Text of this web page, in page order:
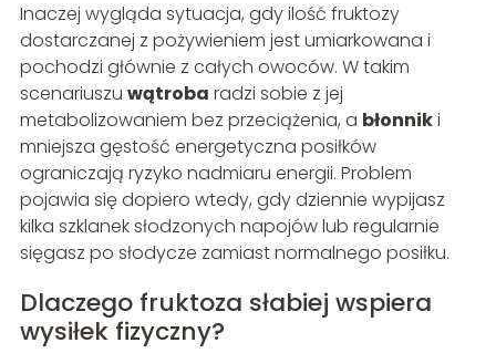
Inaczej wygląda sytuacja, gdy ilość fruktozy
dostarczanej z pożywieniem jest umiarkowana i
pochodzi głównie z całych owoców. W takim
scenariuszu wątroba radzi sobie z jej
metabolizowaniem bez przeciążenia, a błonniki
mniejsza gęstość energetyczna posiłków
ograniczają ryzyko nadmiaru energii. Problem
pojawia się dopiero wtedy, gdy dziennie wypijasz
kilka szklanek słodzonych napojów lub regularnie
sięgasz po słodycze zamiast normalnego posiłku.
Dlaczego fruktoza słabiej wspiera
wysiłek fizyczny?